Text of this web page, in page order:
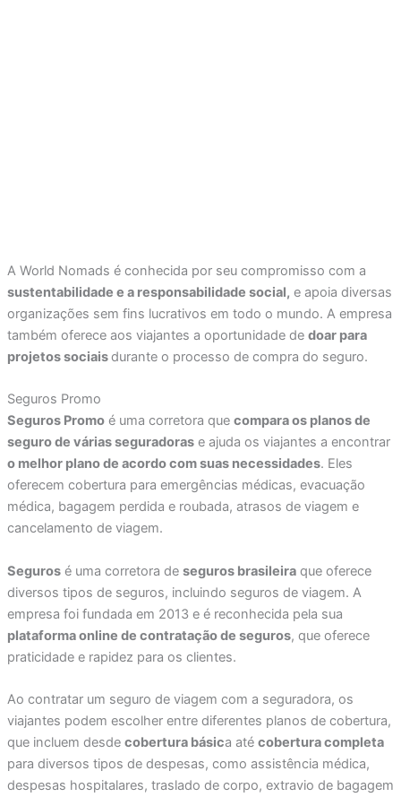
A World Nomads é conhecida por seu compromisso com a
sustentabilidade e a responsabilidade social, e apoia diversas
organizações sem fins lucrativos em todo o mundo. A empresa
também oferece aos viajantes a oportunidade de doar para
projetos sociaisdurante o processo de compra do seguro.
Seguros Promo
Seguros Promoé uma corretora que compara os planos de
seguro de várias seguradorase ajuda os viajantes a encontrar
o melhor plano de acordo com suas necessidades. Eles
oferecem cobertura para emergências médicas, evacuação
médica, bagagem perdida e roubada, atrasos de viagem e
cancelamento de viagem.
Segurosé uma corretora de seguros brasileiraque oferece
diversos tipos de seguros, incluindo seguros de viagem. A
empresa foi fundada em 2013 e é reconhecida pela sua
plataforma online de contratação de seguros, que oferece
praticidade e rapidez para os clientes.
Ao contratar um seguro de viagem com a seguradora, os
viajantes podem escolher entre diferentes planos de cobertura,
que incluem desde cobertura básica até cobertura completa
para diversos tipos de despesas, como assistência médica,
despesas hospitalares, traslado de corpo, extravio de bagagem